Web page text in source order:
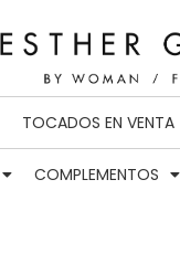
TOCADOS EN VENTA
COMPLEMENTOS